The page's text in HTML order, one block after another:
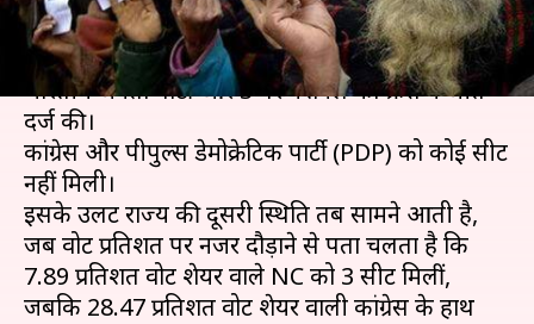
क्या है खबर?
लोकसभा चुनाव में जम्मू-कश्मीर की 6 सीटों में से 3 पर
भारतीय जनता पार्टी और 3 पर नेशनल कॉन्फ्रेंस ने जीत
दर्ज की।
कांग्रेस और पीपुल्स डेमोक्रेटिक पार्टी (PDP) को कोई सीट
नहीं मिली।
इसके उलट राज्य की दूसरी स्थिति तब सामने आती है,
जब वोट प्रतिशत पर नजर दौड़ाने से पता चलता है कि
7.89 प्रतिशत वोट शेयर वाले NC को 3 सीटें मिलीं,
जबकि 28.47 प्रतिशत वोट शेयर वाली कांग्रेस के हाथ